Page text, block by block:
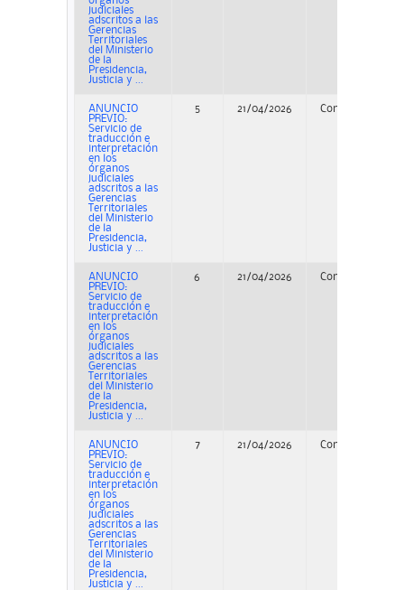
judiciales
adscritos a las
Gerencias
Territoriales
del Ministerio
de la
Presidencia,
Justicia y ...
ANUNCIO
PREVIO:
Servicio de
traducción e
interpretación
en los
órganos
judiciales
adscritos a las
Gerencias
Territoriales
del Ministerio
de la
Presidencia,
Justicia y ...
5 21/04/2026 Concurso
ANUNCIO
PREVIO:
Servicio de
traducción e
interpretación
en los
órganos
judiciales
adscritos a las
Gerencias
Territoriales
del Ministerio
de la
Presidencia,
Justicia y ...
6 21/04/2026 Concurso
ANUNCIO
PREVIO:
Servicio de
traducción e
interpretación
en los
órganos
judiciales
adscritos a las
Gerencias
Territoriales
del Ministerio
de la
Presidencia,
Justicia y ...
7 21/04/2026 Concurso